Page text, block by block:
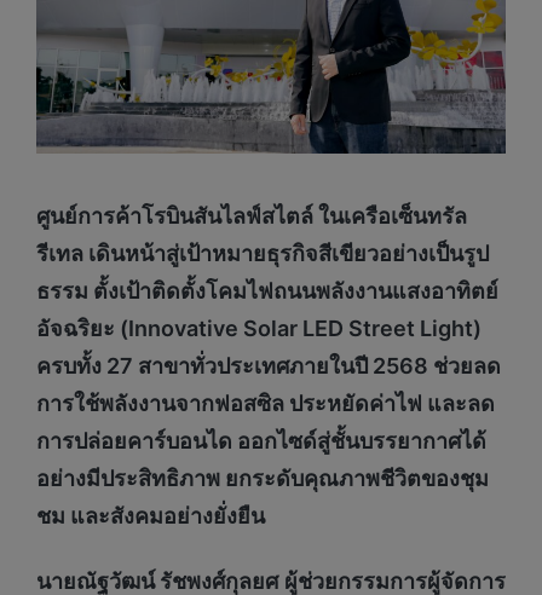
ศูนย์การค้าโรบินสันไลฟ์สไตล์ ในเครือเซ็นทรัล
รีเทล เดินหน้าสู่เป้าหมายธุรกิจสีเขียวอย่างเป็นรูป
ธรรม ตั้งเป้าติดตั้งโคมไฟถนนพลังงานแสงอาทิตย์
อัจฉริยะ (Innovative Solar LED Street Light)
ครบทั้ง 27 สาขาทั่วประเทศภายในปี 2568 ช่วยลด
การใช้พลังงานจากฟอสซิล ประหยัดค่าไฟ และลด
การปล่อยคาร์บอนได ออกไซด์สู่ชั้นบรรยากาศได้
อย่างมีประสิทธิภาพ ยกระดับคุณภาพชีวิตของชุม
ชม และสังคมอย่างยั่งยืน
นายณัฐวัฒน์ รัชพงศ์กุลยศ ผู้ช่วยกรรมการผู้จัดการ